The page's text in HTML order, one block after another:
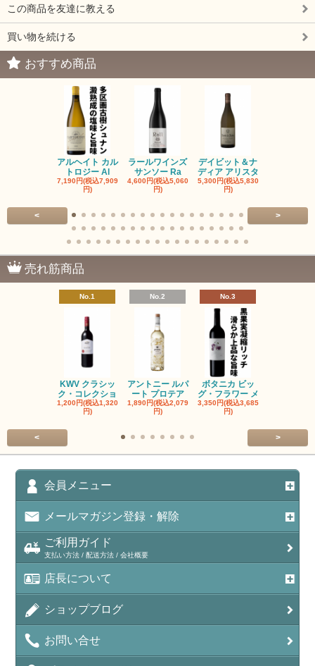
この商品を友達に教える
買い物を続ける
おすすめ商品
アルヘイト カル
トロジー Al
7,190円(税込7,909
円)
ラールワインズ
サンソー Ra
4,600円(税込5,060
円)
デイビット＆ナ
ディア アリスタ
5,300円(税込5,830
円)
< >
売れ筋商品
No.1
KWV クラシッ
ク・コレクショ
1,200円(税込1,320
円)
No.2
アントニー ルパ
ート プロテア
1,890円(税込2,079
円)
No.3
ボタニカ ビッ
グ・フラワー メ
3,350円(税込3,685
円)
< >
会員メニュー
メールマガジン登録・解除
ご利用ガイド
支払い方法 / 配送方法 / 会社概要
店長について
ショップブログ
お問い合せ